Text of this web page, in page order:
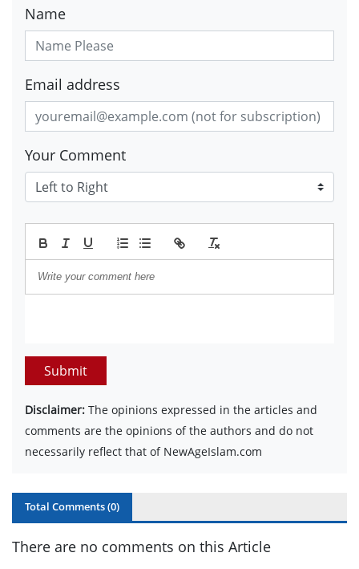
Name
Email address
Your Comment
Submit
Disclaimer: The opinions expressed in the articles and
comments are the opinions of the authors and do not
necessarily reflect that of NewAgeIslam.com
Total Comments (0)
There are no comments on this Article